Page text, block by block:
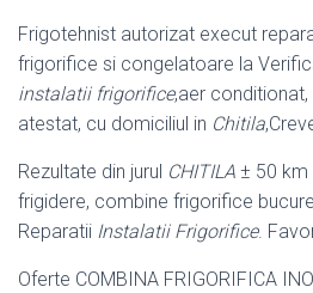
Frigotehnist autorizat execut
frigorifice si congelatoare la
instalatii frigorifice,aer conditionat,
atestat, cu domiciliul in Chitila
Rezultate din jurul CHITILA ± 50 km
frigidere, combine frigorifice
Reparatii Instalatii Frigorifice.
Oferte COMBINA FRIGORIFICA